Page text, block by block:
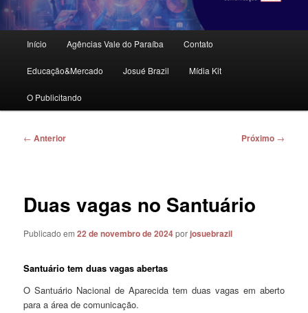
principal
Início Agências Vale do Paraíba Contato
Educação&Mercado Josué Brazil Mídia Kit
O Publicitando
Navegação
← Anterior Próximo →
Duas vagas no Santuário
Publicado em22 de novembro de 2024porjosuebrazil
Santuário tem duas vagas abertas
O Santuário Nacional de Aparecida tem duas vagas em aberto
para a área de comunicação.